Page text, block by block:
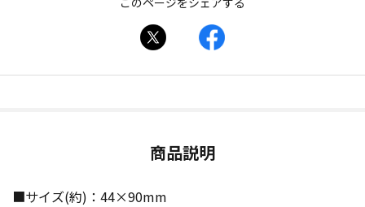
商品説明
■サイズ(約)：44×90mm